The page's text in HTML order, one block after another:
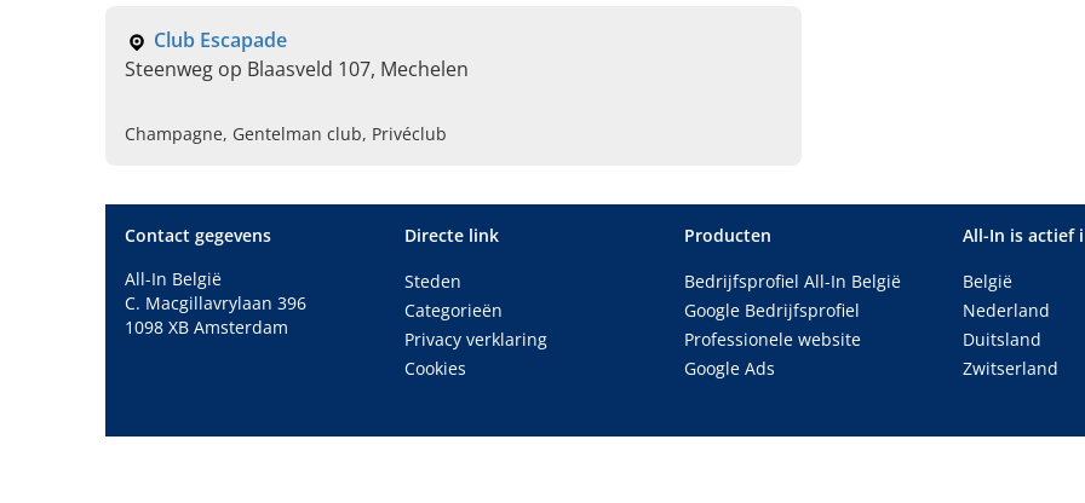
Club Escapade
Steenweg op Blaasveld 107, Mechelen
Champagne, Gentelman club, Privéclub
Contact gegevens
All-In België
C. Macgillavrylaan 396
1098 XB Amsterdam
Directe link
Steden
Categorieën
Privacy verklaring
Cookies
Producten
Bedrijfsprofiel All-In België
Google Bedrijfsprofiel
Professionele website
Google Ads
All-In is actief
België
Nederland
Duitsland
Zwitserland